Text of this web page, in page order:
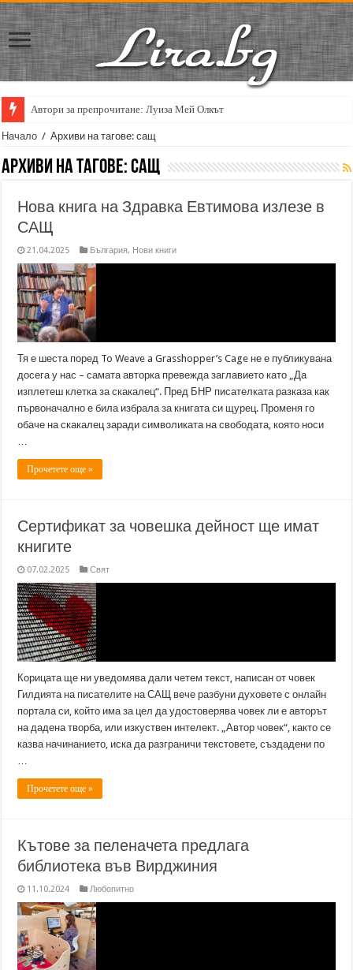
Автори за препрочитане: Луиза Мей Олкът
Кирил Кадийски: „Плачът на големия поет винаги е и сила, и
Начало / Архиви на тагове: сащ
Архиви на тагове:сащ
Нова книга на Здравка Евтимова излезе в
САЩ
21.04.2025 България, Нови книги
Тя е шеста поред To Weave a Grasshopper’s Cage не е публикувана
досега у нас – самата авторка превежда заглавието като „Да
изплетеш клетка за скакалец“. Пред БНР писателката разказа как
първоначално е била избрала за книгата си щурец. Променя го
обаче на скакалец заради символиката на свободата, която носи
…
Прочетете още »
Сертификат за човешка дейност ще имат
книгите
07.02.2025 Свят
Корицата ще ни уведомява дали четем текст, написан от човек
Гилдията на писателите на САЩ вече разбуни духовете с онлайн
портала си, който има за цел да удостоверява човек ли е авторът
на дадена творба, или изкуствен интелект. „Автор човек“, както се
казва начинанието, иска да разграничи текстовете, създадени по
…
Прочетете още »
Кътове за пеленачета предлага
библиотека във Вирджиния
11.10.2024 Любопитно